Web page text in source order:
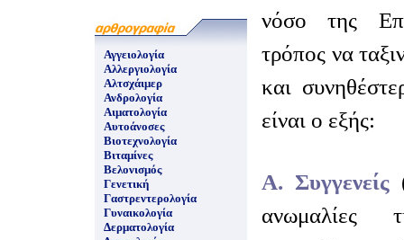
Αγγειολογία
Αλλεργιολογία
Αλτσχάιμερ
Ανδρολογία
Αιματολογία
Αυτοάνοσες
Βιοτεχνολογία
Βιταμίνες
Βελονισμός
Γενετική
Γαστρεντερολογία
Γυναικολογία
Δερματολογία
νόσο της
τρόπος να
και
είναι ο εξής:
Α. Συγγενείς
ανωμαλίες